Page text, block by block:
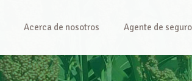
Acerca de nosotros Agente de